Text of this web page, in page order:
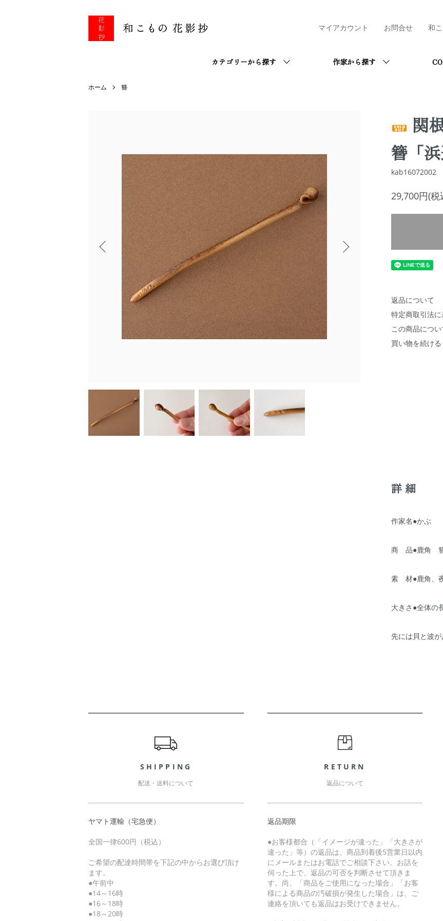
カテゴリーから探す 作家から探す
マイアカウント お問合せ 和
ホーム 簪
関
簪「浜
kab16072002
29,700円(税
返品について
特定商取引法
この商品につ
買い物を続ける
詳細
作家名●かぶ
商 品●鹿角
素 材●鹿角、
大きさ●全体の
先には貝と波が
SHIPPING
配送・送料について
ヤマト運輸（宅急便）
全国一律600円（税込）
ご希望の配達時間帯を下記の中からお選び頂け
ます。
●午前中
●14～16時
●16～18時
●18～20時
RETURN
返品について
返品期限
●お客様都合（「イメージが違った」「大きさが
違った」等）の返品は、商品到着後5営業日以内
にメールまたはお電話でご相談下さい。お話を
伺った上で、返品の可否を判断させて頂きま
す。尚、「商品をご使用になった場合」「お客
様による商品の汚破損が発生した場合」は、ご
連絡を頂いても返品はお受けできません。